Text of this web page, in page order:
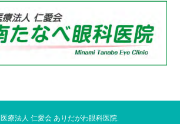
医療法人 仁愛会 ありだがわ眼科医院